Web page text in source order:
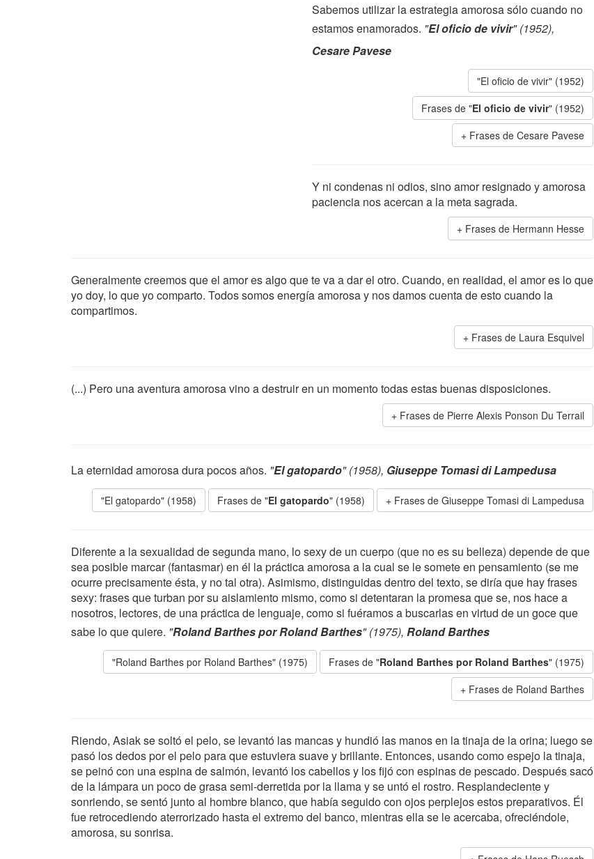
Sabemos utilizar la estrategia amorosa sólo cuando no
estamos enamorados. "El oficio de vivir" (1952),
Cesare Pavese
"El oficio de vivir" (1952)
Frases de "El oficio de vivir" (1952)
Frases de Cesare Pavese
Y ni condenas ni odios, sino amor resignado y amorosa
paciencia nos acercan a la meta sagrada.
Frases de Hermann Hesse
Generalmente creemos que el amor es algo que te va a dar el otro. Cuando, en realidad, el amor es lo que
yo doy, lo que yo comparto. Todos somos energía amorosa y nos damos cuenta de esto cuando la
compartimos.
Frases de Laura Esquivel
(...) Pero una aventura amorosa vino a destruir en un momento todas estas buenas disposiciones.
Frases de Pierre Alexis Ponson Du Terrail
La eternidad amorosa dura pocos años. "El gatopardo" (1958), Giuseppe Tomasi di Lampedusa
"El gatopardo" (1958) Frases de "El gatopardo" (1958) Frases de Giuseppe Tomasi di Lampedusa
Diferente a la sexualidad de segunda mano, lo sexy de un cuerpo (que no es su belleza) depende de que
sea posible marcar (fantasmar) en él la práctica amorosa a la cual se le somete en pensamiento (se me
ocurre precisamente ésta, y no tal otra). Asimismo, distinguidas dentro del texto, se diría que hay frases
sexy: frases que turban por su aislamiento mismo, como si detentaran la promesa que se, nos hace a
nosotros, lectores, de una práctica de lenguaje, como si fuéramos a buscarlas en virtud de un goce que
sabe lo que quiere. "Roland Barthes por Roland Barthes" (1975), Roland Barthes
"Roland Barthes por Roland Barthes" (1975) Frases de "Roland Barthes por Roland Barthes" (1975)
Frases de Roland Barthes
Riendo, Asiak se soltó el pelo, se levantó las mancas y hundió las manos en la tinaja de la orina; luego se
pasó los dedos por el pelo para que estuviera suave y brillante. Entonces, usando como espejo la tinaja,
se peinó con una espina de salmón, levantó los cabellos y los fijó con espinas de pescado. Después sacó
de la lámpara un poco de grasa semi-derretida por la llama y se untó el rostro. Resplandeciente y
sonriendo, se sentó junto al hombre blanco, que había seguido con ojos perplejos estos preparativos. Él
fue retrocediendo aterrorizado hasta el extremo del banco, mientras ella se le acercaba, ofreciéndole,
amorosa, su sonrisa.